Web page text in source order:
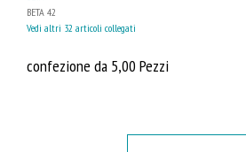
BETA 42
Vedi altri 32 articoli collegati
confezione da 5,00 Pezzi